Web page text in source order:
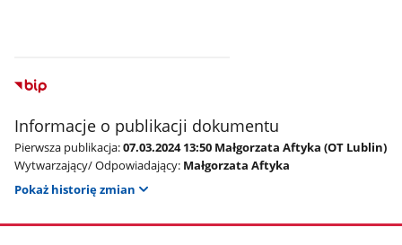
Informacje o publikacji dokumentu
Pierwsza publikacja:07.03.2024 13:50 Małgorzata Aftyka (OT Lublin)
Wytwarzający/ Odpowiadający: Małgorzata Aftyka
Pokaż historię zmian